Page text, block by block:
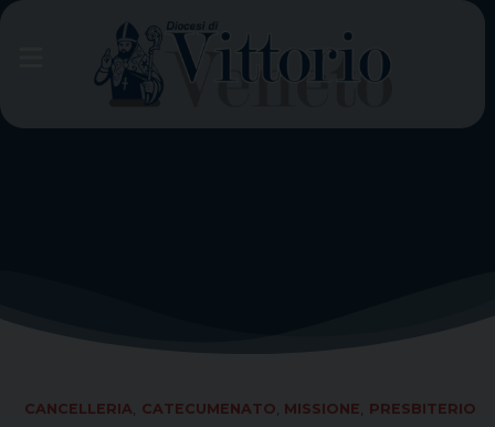
Skip
CANCELLERIA CATECUMENATO MISSIONE PRESBITERIO